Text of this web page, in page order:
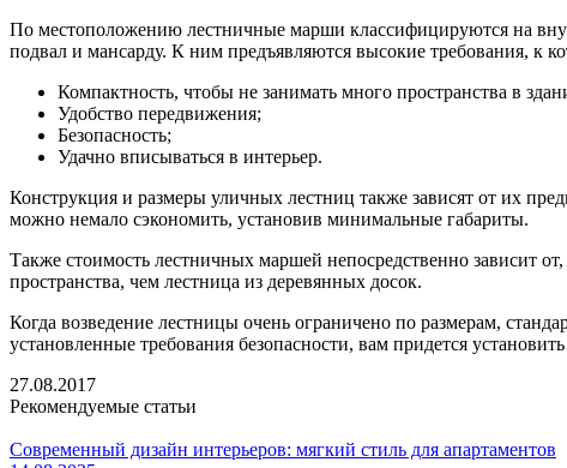
По местоположению лестничные марши классифицируются на
подвал и мансарду. К ним предъявляются высокие требования, к
Компактность, чтобы не занимать много пространства в
Удобство передвижения;
Безопасность;
Удачно вписываться в интерьер.
Конструкция и размеры уличных лестниц также зависят от их
можно немало сэкономить, установив минимальные габариты.
Также стоимость лестничных маршей непосредственно зависит
пространства, чем лестница из деревянных досок.
Когда возведение лестницы очень ограничено по размерам,
установленные требования безопасности, вам придется
27.08.2017
Рекомендуемые статьи
Современный дизайн интерьеров: мягкий стиль для апартаментов